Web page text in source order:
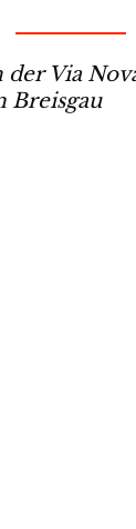
Via
Breisgau